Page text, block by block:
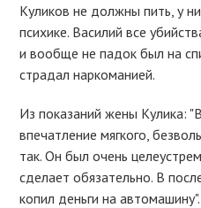
Куликов не должны пить, у
психике. Василий все
и вообще не падок был на
страдал наркоманией.
Из показаний жены Кулика:
впечатление мягкого,
так. Он был очень
сделает обязательно. В
копил деньги на автомашину".